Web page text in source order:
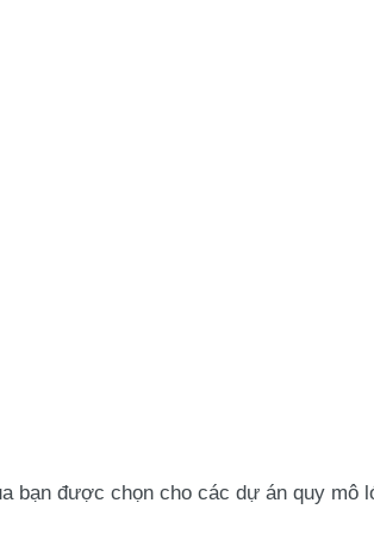
bạn được chọn cho các dự án quy mô